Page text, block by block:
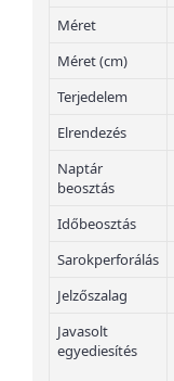
Méret
Méret (cm)
Terjedelem
Elrendezés
Naptár
beosztás
Időbeosztás
Sarokperforálás
Jelzőszalag
Javasolt
egyediesítés